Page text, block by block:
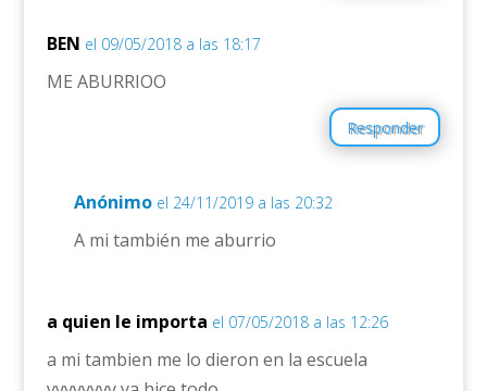
BEN el 09/05/2018 a las 18:17
ME ABURRIOO
Responder
Anónimo el 24/11/2019 a las 20:32
A mi también me aburrio
a quien le importa el 07/05/2018 a las 12:26
a mi tambien me lo dieron en la escuela